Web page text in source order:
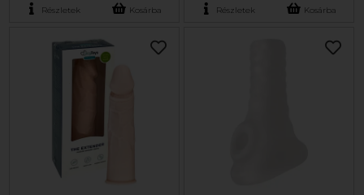
Részletek Kosárba Részletek Kosárba